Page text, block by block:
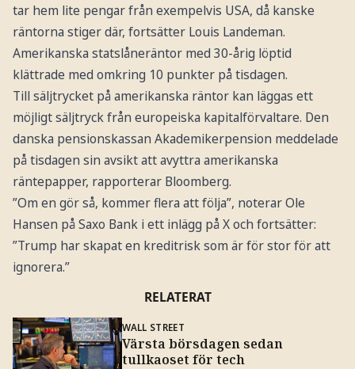
tar hem lite pengar från exempelvis USA, då kanske
räntorna stiger där, fortsätter Louis Landeman.
Amerikanska statslåneräntor med 30-årig löptid
klättrade med omkring 10 punkter på tisdagen.
Till säljtrycket på amerikanska räntor kan läggas ett
möjligt säljtryck från europeiska kapitalförvaltare. Den
danska pensionskassan Akademikerpension meddelade
på tisdagen sin avsikt att avyttra amerikanska
räntepapper, rapporterar Bloomberg.
”Om en gör så, kommer flera att följa”, noterar Ole
Hansen på Saxo Bank i ett inlägg på X och fortsätter:
”Trump har skapat en kreditrisk som är för stor för att
ignorera.”
RELATERAT
WALL STREET
Värsta börsdagen sedan
tullkaoset för tech